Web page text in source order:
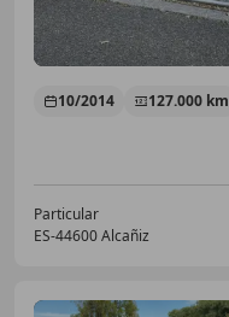
10/2014 127.000 km
Particular
ES-44600 Alcañiz